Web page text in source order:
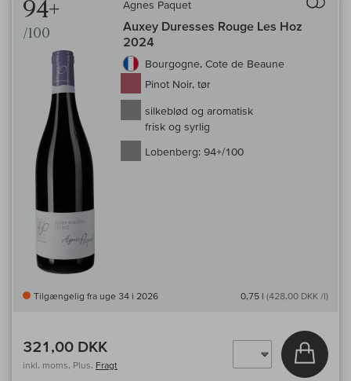
94+
/100
Agnes Paquet
Auxey Duresses Rouge Les Hoz
2024
Bourgogne, Cote de Beaune
Pinot Noir, tør
silkeblød og aromatisk
frisk og syrlig
Lobenberg: 94+/100
Tilgængelig fra uge 34 i 2026 0,75 l (428,00 DKK /l)
321,00 DKK
inkl. moms, Plus. Fragt
Læg i